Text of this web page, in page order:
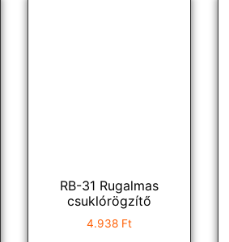
RB-31 Rugalmas
csuklórögzítő
4.938 Ft